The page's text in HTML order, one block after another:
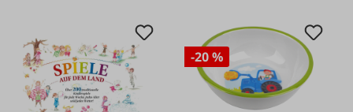
-20 %